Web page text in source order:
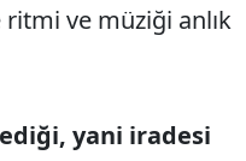
ritmi ve müziği anlık
yani iradesi